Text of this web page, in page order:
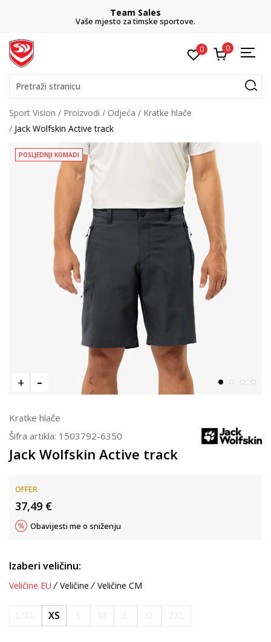
Team Sales
Vaše mjesto za timske sportove.
0 0
Pretraži stranicu
Sport Vision Proizvodi Odjeća
Kratke hlače
Jack Wolfskin Active track
POSLJEDNJI KOMADI
Kratke hlače
Šifra artikla: 1503792-6350
Jack Wolfskin Active track
OFFER
37,49 €
Obavijesti me o sniženju
Izaberi veličinu:
Veličine EU Veličine Veličine CM
XS